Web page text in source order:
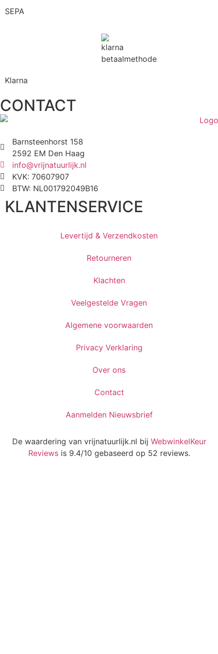
SEPA
Klarna
CONTACT
Barnsteenhorst 158
2592 EM Den Haag
info@vrijnatuurlijk.nl
KVK: 70607907
BTW: NL001792049B16
KLANTENSERVICE
Levertijd & Verzendkosten
Retourneren
Klachten
Veelgestelde Vragen
Algemene voorwaarden
Privacy Verklaring
Over ons
Contact
Aanmelden Nieuwsbrief
De waardering van vrijnatuurlijk.nl bij WebwinkelKeur
Reviewsis 9.4/10 gebaseerd op 52 reviews.